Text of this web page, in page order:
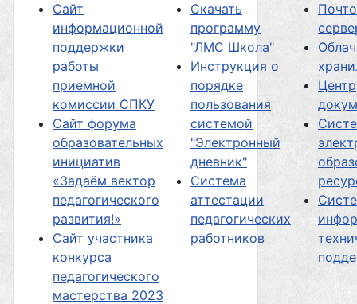
Сайт
информационной
поддержки
работы
приемной
комиссии СПКУ
Сайт форума
образовательных
инициатив
«Задаём вектор
педагогического
развития!»
Сайт участника
конкурса
педагогического
мастерства 2023
Скачать
программу
"ЛМС Школа"
Инструкция о
порядке
пользования
системой
"Электронный
дневник"
Система
аттестации
педагогических
работников
Центр